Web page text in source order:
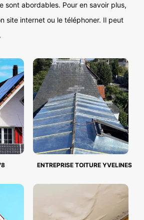
sont abordables. Pour en savoir plus,
site internet ou le téléphoner. Il peut
ENTREPRISE TOITURE YVELINES